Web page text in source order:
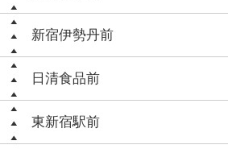
新宿伊勢丹前
日清食品前
東新宿駅前